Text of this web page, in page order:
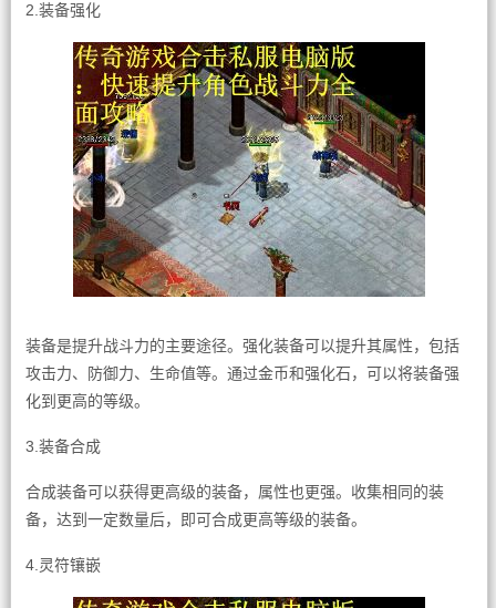
2.装备强化
装备是提升战斗力的主要途径。强化装备可以提升其属性，包括
攻击力、防御力、生命值等。通过金币和强化石，可以将装备强
化到更高的等级。
3.装备合成
合成装备可以获得更高级的装备，属性也更强。收集相同的装
备，达到一定数量后，即可合成更高等级的装备。
4.灵符镶嵌